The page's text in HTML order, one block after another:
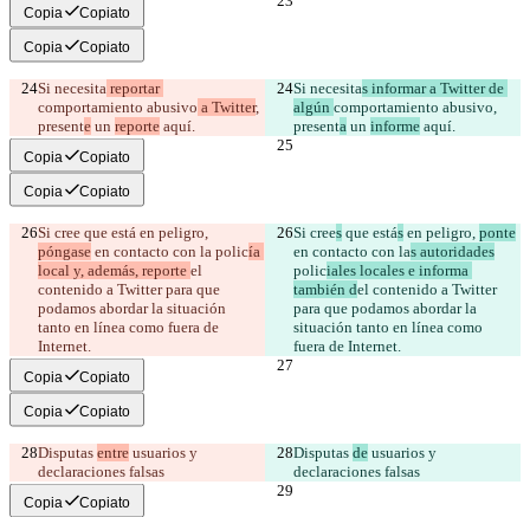
Copia Copiato
Copia Copiato
Si necesita reportar
comportamiento abusivo a Twitter,
presente un reporte aquí.
Si necesitas informar a Twitter de
algún comportamiento abusivo,
presenta un informe aquí.
Copia Copiato
Copia Copiato
Si cree que está en peligro,
póngase en contacto con la policía
local y, además, reporte el
contenido a Twitter para que
podamos abordar la situación
tanto en línea como fuera de
Internet.
Si crees que estás en peligro, ponte
en contacto con las autoridades
policiales locales e informa
también del contenido a Twitter
para que podamos abordar la
situación tanto en línea como
fuera de Internet.
Copia Copiato
Copia Copiato
Disputas entre usuarios y
declaraciones falsas
Disputas de usuarios y
declaraciones falsas
Copia Copiato